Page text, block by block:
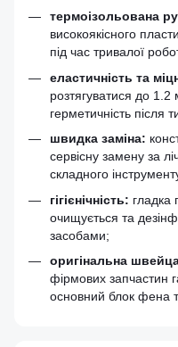
термоізольована
високоякісного
під час тривалої
еластичність та
розтягуватися до
герметичність після
швидка заміна:
сервісну замену за
складного
гігієнічність: гладка
очищується та
засобами;
оригінальна
фірмових запчастин
основний блок фена